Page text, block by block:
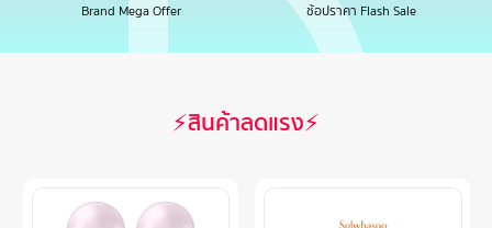
Brand Mega Offer ช้อปราคา Flash Sale
⚡สินค้าลดแรง⚡